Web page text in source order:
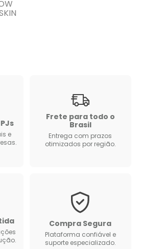
e
Frete para todo o
Brasil
Entrega com prazos
otimizados por região.
Compra Segura
Plataforma confiável e
suporte especializado.